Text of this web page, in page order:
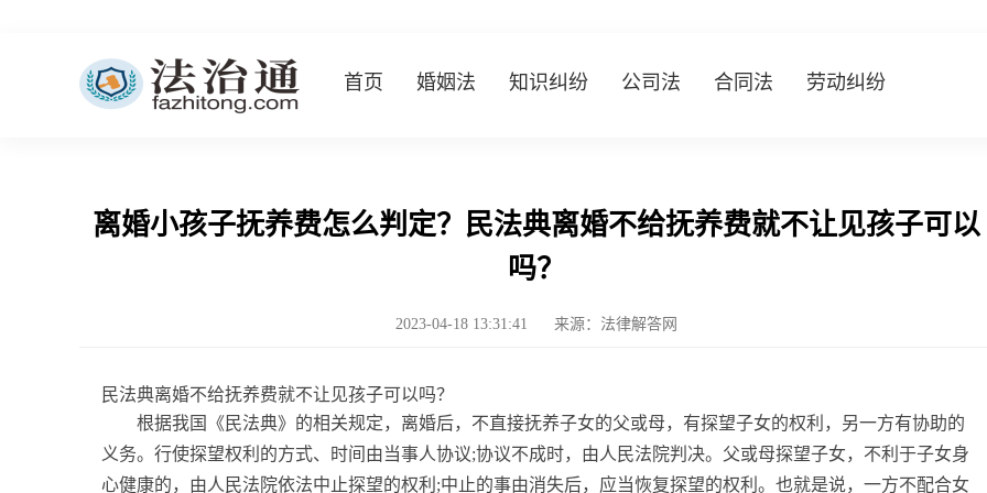
首页 婚姻法 知识纠纷 公司法 合同法 劳动纠纷
离婚小孩子抚养费怎么判定？民法典离婚不给抚养费就不让见孩子可以
吗？
2023-04-18 13:31:41 来源：法律解答网
民法典离婚不给抚养费就不让见孩子可以吗？
根据我国《民法典》的相关规定，离婚后，不直接抚养子女的父或母，有探望子女的权利，另一方有协助的
义务。行使探望权利的方式、时间由当事人协议;协议不成时，由人民法院判决。父或母探望子女，不利于子女身
心健康的，由人民法院依法中止探望的权利;中止的事由消失后，应当恢复探望的权利。也就是说，一方不配合女